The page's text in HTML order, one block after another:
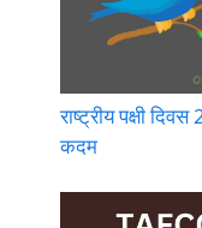
राष्ट्रीय पक्षी
कदम